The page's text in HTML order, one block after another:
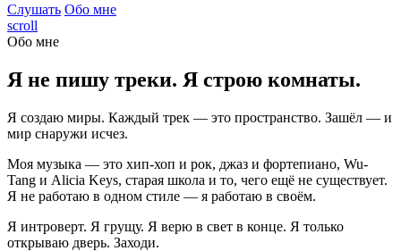
Слушать Обо мне
scroll
Обо мне
Я не пишу треки. Я строю комнаты.
Я создаю миры. Каждый трек — это пространство. Зашёл — и
мир снаружи исчез.
Моя музыка — это хип-хоп и рок, джаз и фортепиано, Wu-
Tang и Alicia Keys, старая школа и то, чего ещё не существует.
Я не работаю в одном стиле — я работаю в своём.
Я интроверт. Я грущу. Я верю в свет в конце. Я только
открываю дверь. Заходи.